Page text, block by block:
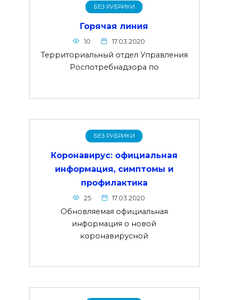
БЕЗ РУБРИКИ
Горячая линия
10 17.03.2020
Территориальный отдел Управления
Роспотребнадзора по
БЕЗ РУБРИКИ
Коронавирус: официальная
информация, симптомы и
профилактика
25 17.03.2020
Обновляемая официальная
информация о новой
коронавирусной